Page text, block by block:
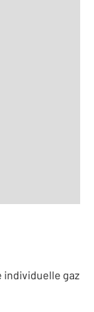
individuelle gaz